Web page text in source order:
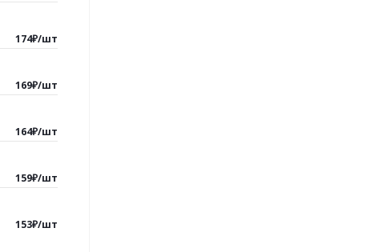
174₽/шт
169₽/шт
164₽/шт
159₽/шт
153₽/шт